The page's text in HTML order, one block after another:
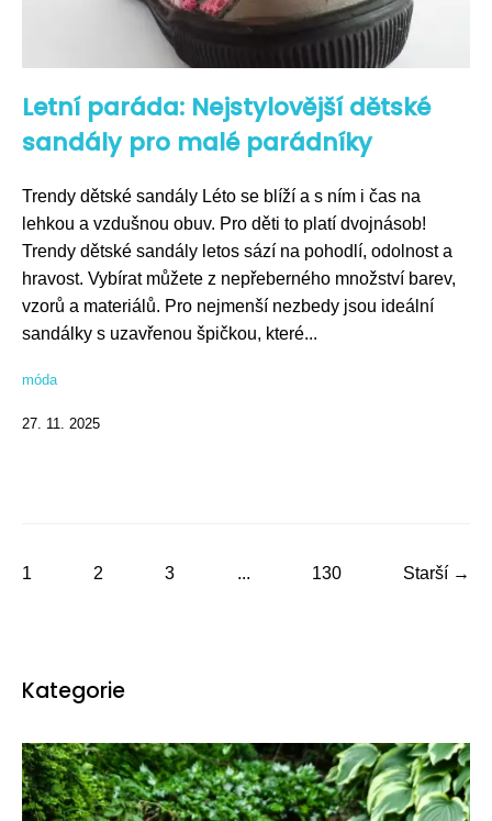
Letní paráda: Nejstylovější dětské
sandály pro malé parádníky
Trendy dětské sandály Léto se blíží a s ním i čas na
lehkou a vzdušnou obuv. Pro děti to platí dvojnásob!
Trendy dětské sandály letos sází na pohodlí, odolnost a
hravost. Vybírat můžete z nepřeberného množství barev,
vzorů a materiálů. Pro nejmenší nezbedy jsou ideální
sandálky s uzavřenou špičkou, které...
móda
27. 11. 2025
1 2 3 ... 130 Starší →
Kategorie